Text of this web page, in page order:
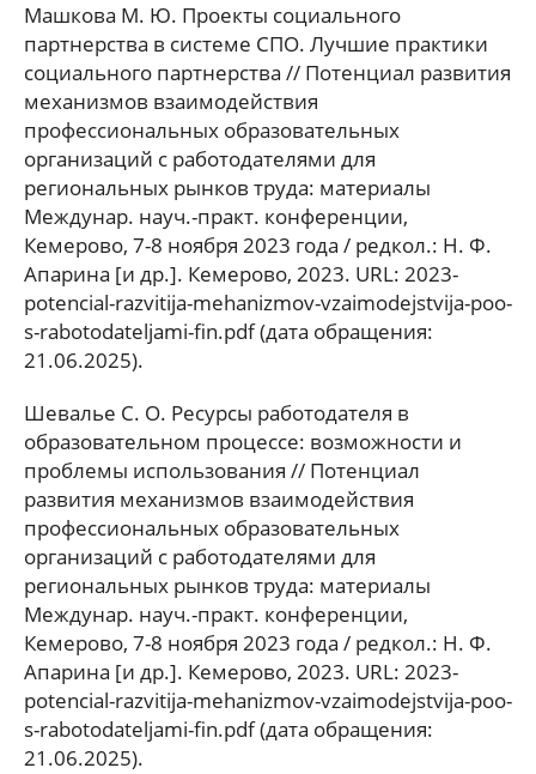
Машкова М. Ю. Проекты социального
партнерства в системе СПО. Лучшие практики
социального партнерства // Потенциал развития
механизмов взаимодействия
профессиональных образовательных
организаций с работодателями для
региональных рынков труда: материалы
Междунар. науч.-практ. конференции,
Кемерово, 7-8 ноября 2023 года / редкол.: Н. Ф.
Апарина [и др.]. Кемерово, 2023. URL: 2023-
potencial-razvitija-mehanizmov-vzaimodejstvija-poo-
s-rabotodateljami-fin.pdf (дата обращения:
21.06.2025).
Шевалье С. О. Ресурсы работодателя в
образовательном процессе: возможности и
проблемы использования // Потенциал
развития механизмов взаимодействия
профессиональных образовательных
организаций с работодателями для
региональных рынков труда: материалы
Междунар. науч.-практ. конференции,
Кемерово, 7-8 ноября 2023 года / редкол.: Н. Ф.
Апарина [и др.]. Кемерово, 2023. URL: 2023-
potencial-razvitija-mehanizmov-vzaimodejstvija-poo-
s-rabotodateljami-fin.pdf (дата обращения:
21.06.2025).